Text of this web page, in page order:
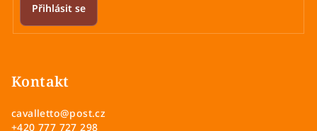
Přihlásit se
Kontakt
cavalletto@post.cz
+420 777 727 298